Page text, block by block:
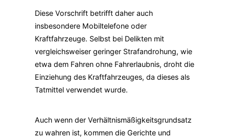
Diese Vorschrift betrifft daher auch
insbesondere Mobiltelefone oder
Kraftfahrzeuge. Selbst bei Delikten mit
vergleichsweiser geringer Strafandrohung, wie
etwa dem Fahren ohne Fahrerlaubnis, droht die
Einziehung des Kraftfahrzeuges, da dieses als
Tatmittel verwendet wurde.
Auch wenn der Verhältnismäßigkeitsgrundsatz
zu wahren ist, kommen die Gerichte und